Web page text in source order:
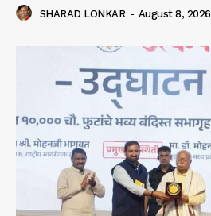
SHARAD LONKAR - August 8, 2026